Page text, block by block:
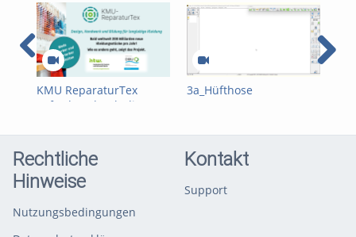
KMU ReparaturTex
gefördert durch die
Bundesstiftung Umwelt
3a_Hüfthose
Rechtliche
Hinweise
Nutzungsbedingungen
Kontakt
Support